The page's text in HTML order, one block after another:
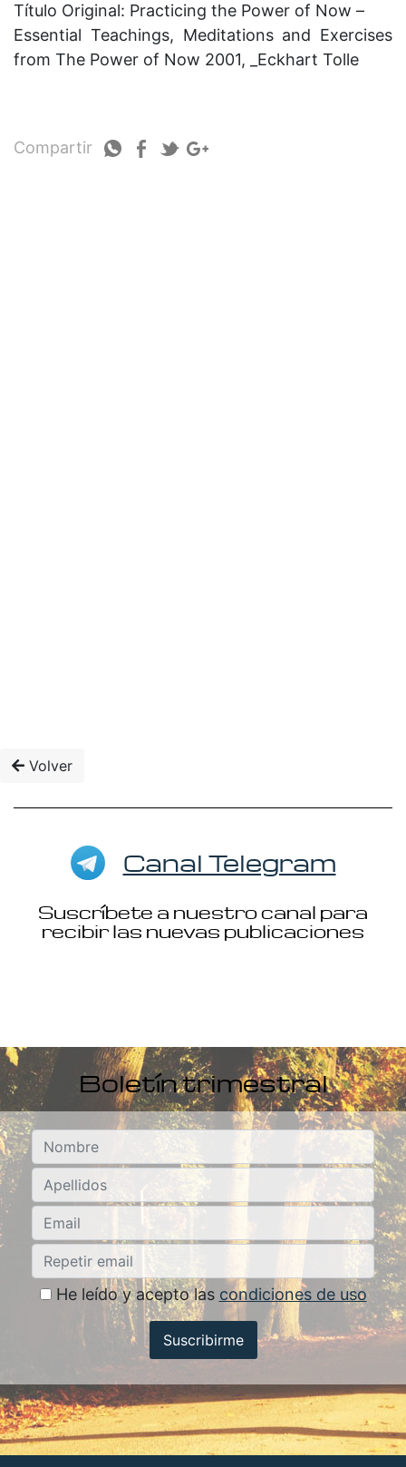
Título Original: Practicing the Power of Now –
Essential Teachings, Meditations and Exercises
from The Power of Now 2001, _Eckhart Tolle
Compartir
Volver
Canal Telegram
Suscríbete a nuestro canal para
recibir las nuevas publicaciones
Boletín trimestral
He leído y acepto las condiciones de uso
Suscribirme